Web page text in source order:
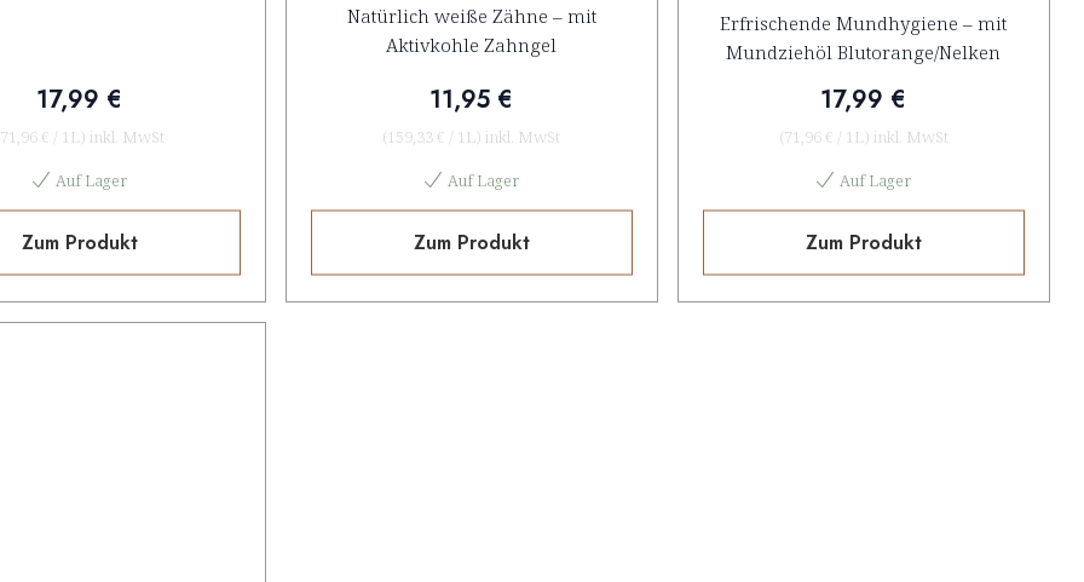
17,99 €
71,96 € / 1L) inkl. MwSt
Auf Lager
Zum Produkt
Natürlich weiße Zähne – mit
Aktivkohle Zahngel
11,95 €
(159,33 € / 1L) inkl. MwSt
Auf Lager
Zum Produkt
Erfrischende Mundhygiene – mit
Mundziehöl Blutorange/Nelken
17,99 €
(71,96 € / 1L) inkl. MwSt
Auf Lager
Zum Produkt